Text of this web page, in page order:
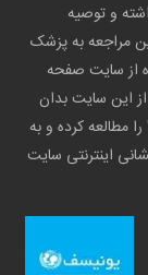
و توصیه
مراجعه به پزشک
از سایت صفحه
از این سایت بدان
مطالعه کرده و به
اینترنتی سایت